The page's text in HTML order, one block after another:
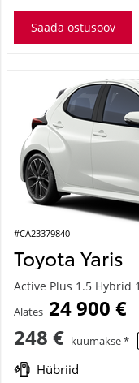
Saada ostusoov
#CA23379840
Toyota Yaris
Active Plus 1.5 Hybrid
Alates 24 900 €
248 € kuumakse *
Hübriid